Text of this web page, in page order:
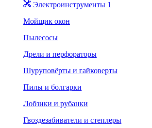
Электроинструменты 1
Мойщик окон
Пылесосы
Дрели и перфораторы
Шуруповёрты и гайковерты
Пилы и болгарки
Лобзики и рубанки
Гвоздезабиватели и степлеры